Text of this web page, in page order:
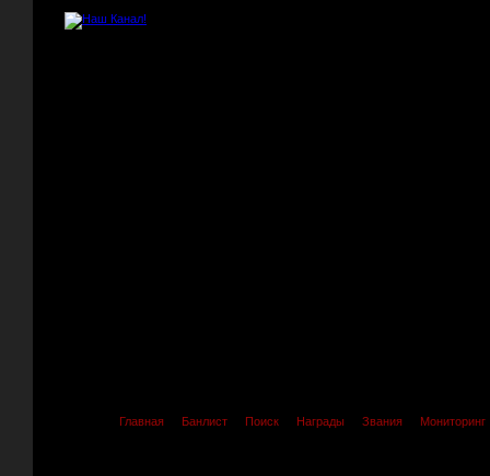
Главная Банлист Поиск Награды Звания Мониторинг